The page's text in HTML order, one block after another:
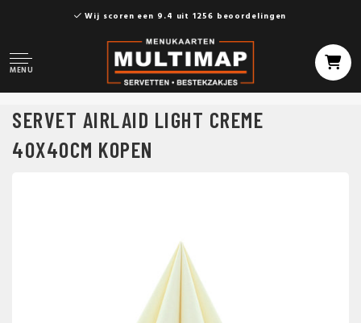
Wij scoren een 9.4 uit 1256 beoordelingen
MENU
SERVET AIRLAID LIGHT CREME
40X40CM KOPEN